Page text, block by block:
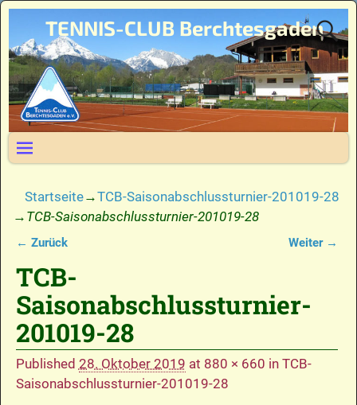
TENNIS-CLUB Berchtesgaden
Startseite→TCB-Saisonabschlussturnier-201019-28
→ TCB-Saisonabschlussturnier-201019-28
← Zurück Weiter →
TCB-
Saisonabschlussturnier-
201019-28
Published 28. Oktober 2019 at 880 × 660 in TCB-
Saisonabschlussturnier-201019-28